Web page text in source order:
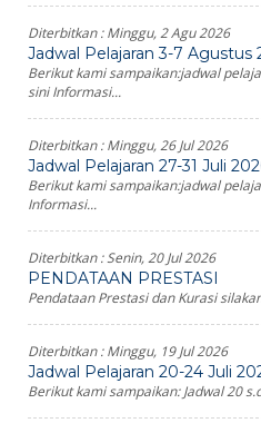
Diterbitkan :Minggu, 2 Agu 2026
Jadwal Pelajaran 3-7 Agustus
Berikut kami sampaikan:jadwal
sini Informasi...
Diterbitkan :Minggu, 26 Jul 2026
Jadwal Pelajaran 27-31 Juli
Berikut kami sampaikan:jadwal
Informasi...
Diterbitkan :Senin, 20 Jul 2026
PENDATAAN PRESTASI
Pendataan Prestasi dan Kurasi
Diterbitkan :Minggu, 19 Jul 2026
Jadwal Pelajaran 20-24 Juli
Berikut kami sampaikan: Jadwal 20